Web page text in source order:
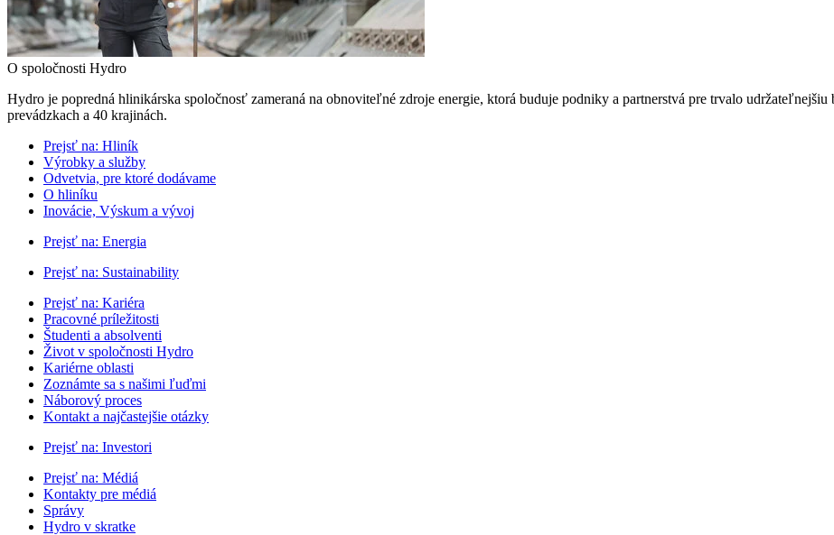
O spoločnosti Hydro
Hydro je popredná hlinikárska spoločnosť zameraná na obnoviteľné zdroje energie, ktorá buduje podniky a partnerstvá pre trvalo
prevádzkach a 40 krajinách.
Prejsť na: Hliník
Výrobky a služby
Odvetvia, pre ktoré dodávame
O hliníku
Inovácie, Výskum a vývoj
Prejsť na: Energia
Prejsť na: Sustainability
Prejsť na: Kariéra
Pracovné príležitosti
Študenti a absolventi
Život v spoločnosti Hydro
Kariérne oblasti
Zoznámte sa s našimi ľuďmi
Náborový proces
Kontakt a najčastejšie otázky
Prejsť na: Investori
Prejsť na: Médiá
Kontakty pre médiá
Správy
Hydro v skratke